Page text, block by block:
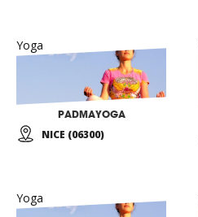
Yoga
PADMAYOGA
NICE (06300)
Yoga